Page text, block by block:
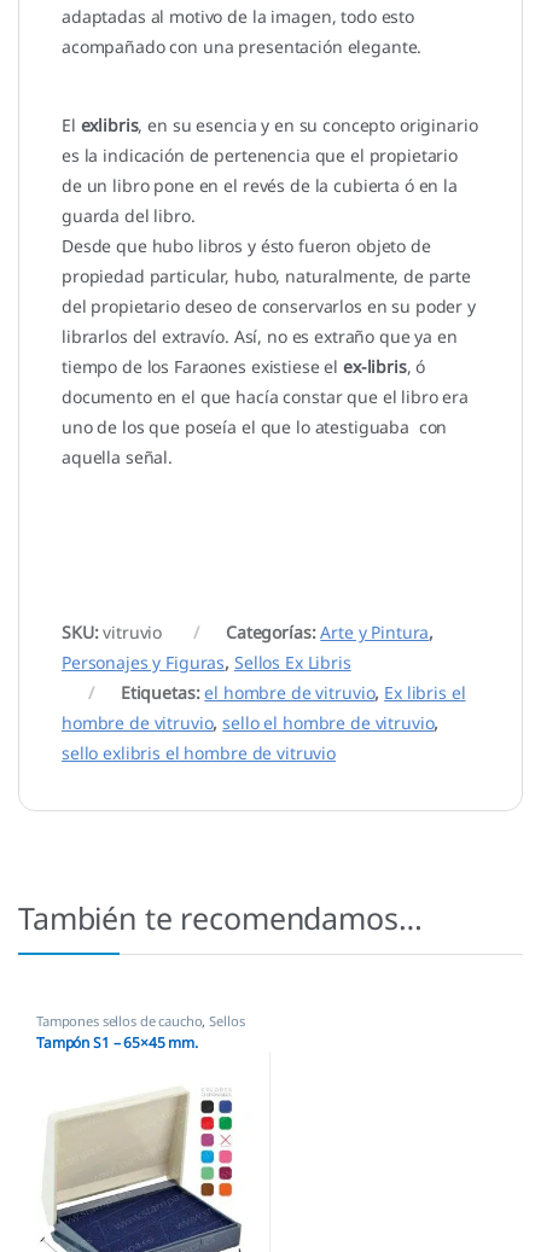
adaptadas al motivo de la imagen, todo esto
acompañado con una presentación elegante.
El exlibris, en su esencia y en su concepto originario
es la indicación de pertenencia que el propietario
de un libro pone en el revés de la cubierta ó en la
guarda del libro.
Desde que hubo libros y ésto fueron objeto de
propiedad particular, hubo, naturalmente, de parte
del propietario deseo de conservarlos en su poder y
librarlos del extravío. Así, no es extraño que ya en
tiempo de los Faraones existiese el ex-libris, ó
documento en el que hacía constar que el libro era
uno de los que poseía el que lo atestiguaba con
aquella señal.
SKU:vitruvio Categorías:Arte y Pintura,
Personajes y Figuras, Sellos Ex Libris
Etiquetas:el hombre de vitruvio, Ex libris el
hombre de vitruvio,sello el hombre de vitruvio,
sello exlibris el hombre de vitruvio
También te recomendamos…
Tampones sellos de caucho,Sellos
empresas
Tampón S1 – 65×45 mm.